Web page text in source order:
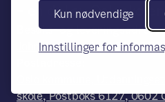
Kun nødvendige
Innstillinger for
– en del av Osloskolen
Besøks- og
John Colletts alle 106, 0870
skole, Postboks 6127, 0602